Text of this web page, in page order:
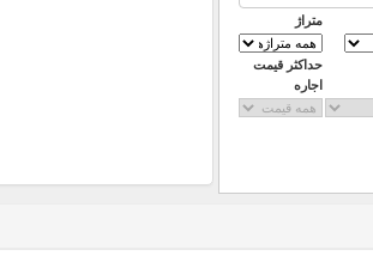
متراژ
حداکثر قیمت
اجاره